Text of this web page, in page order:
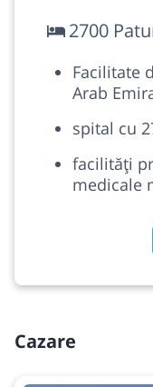
2700
Facilitate
Arab
spital cu
facilități
medicale
Cazare